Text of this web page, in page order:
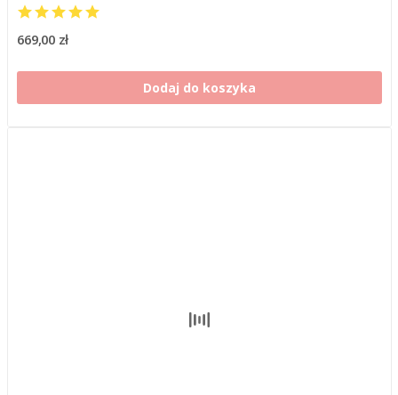
669,00 zł
Dodaj do koszyka